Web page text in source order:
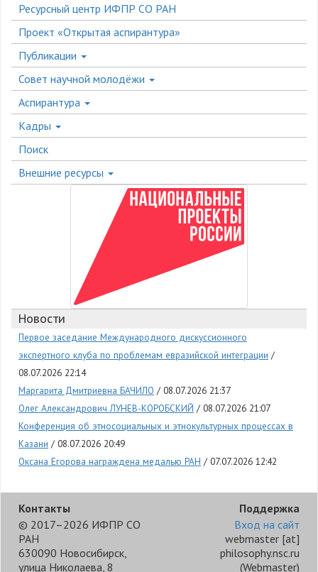
Ресурсный центр ИФПР СО РАН
Проект «Открытая аспирантура»
Публикации
Совет научной молодёжи
Аспирантура
Кадры
Поиск
Внешние ресурсы
Новости
Первое заседание Международного дискуссионного
экспертного клуба по проблемам евразийской интеграции
08.07.2026 22:14
Маргарита Дмитриевна БАЧИЛО
08.07.2026 21:37
Олег Александрович ЛУНЕВ-КОРОБСКИЙ
08.07.2026 21:07
Конференция об этносоциальных и этнокультурных процессах в
Казани
08.07.2026 20:49
Оксана Егорова награждена медалью РАН
07.07.2026 12:42
Контакты
© 2017–2026 ИФПР СО
РАН
630090 Новосибирск,
улица Николаева, 8
Поддержка
Вход на сайт
webmaster [at]
philosophy.nsc.ru
(Webmaster)